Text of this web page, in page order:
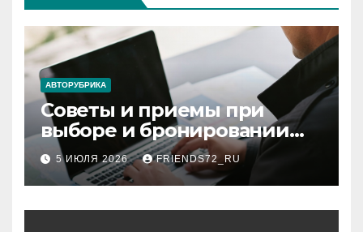
АВТОРУБРИКА
Советы и приемы при
выборе и бронировании
авиабилетов
5 ИЮЛЯ 2026 FRIENDS72_RU